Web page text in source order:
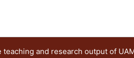
and research output of